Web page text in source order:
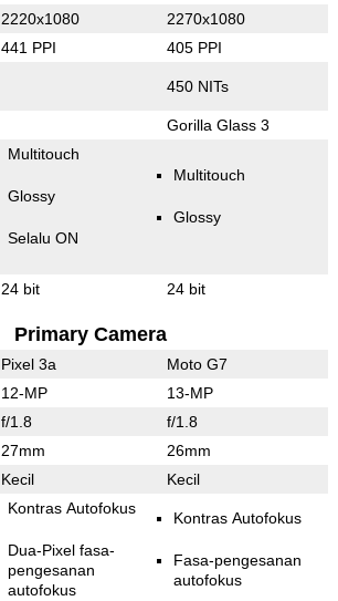
2220x1080 2270x1080
441 PPI 405 PPI
450 NITs
Gorilla Glass 3
Multitouch
Glossy
Selalu ON
Multitouch
Glossy
24 bit 24 bit
Primary Camera
Pixel 3a Moto G7
12-MP 13-MP
f/1.8 f/1.8
27mm 26mm
Kecil Kecil
Kontras Autofokus
Dua-Pixel fasa-
pengesanan
autofokus
Kontras Autofokus
Fasa-pengesanan
autofokus